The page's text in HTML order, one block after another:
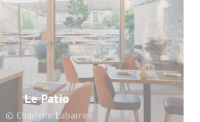
Le Patio
© Charlyne Labarre